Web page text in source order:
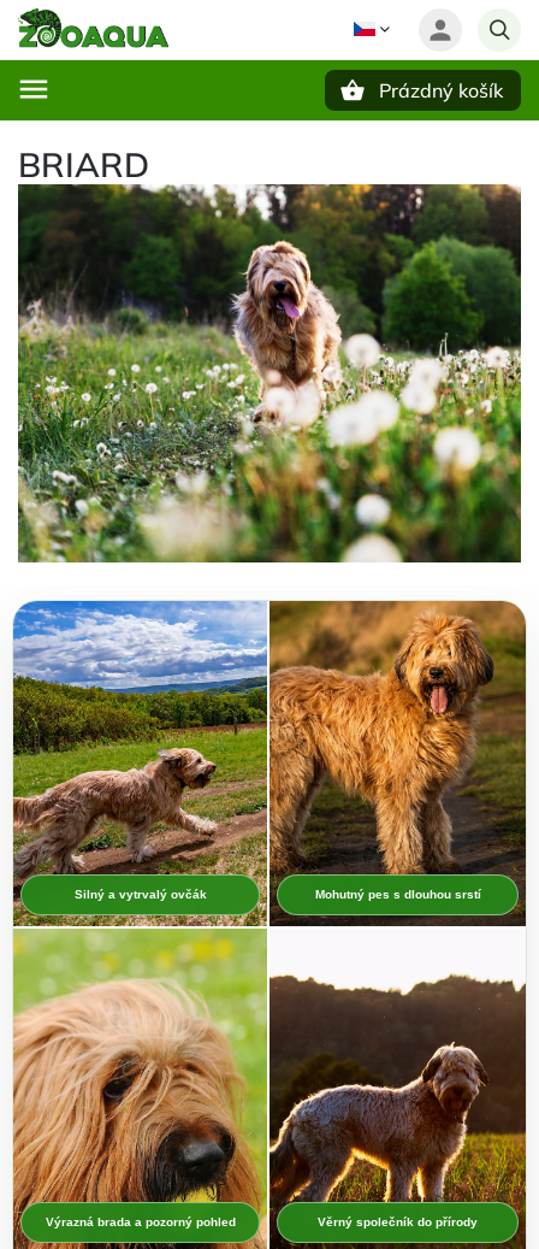
Prázdný košík
BRIARD
Silný a vytrvalý ovčák Mohutný pes s dlouhou srstí
Výrazná brada a pozorný pohled Věrný společník do přírody